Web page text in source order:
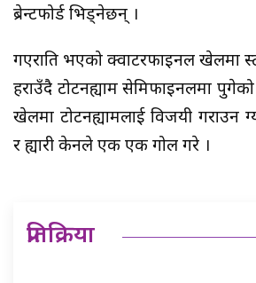
ब्रेन्टफोर्ड भिड्नेछन् ।
गएराति भएको क्वाटरफाइनल खेलमा
हराउँदै टोटनह्याम सेमिफाइनलमा
खेलमा टोटनह्यामलाई विजयी गराउन
र ह्यारी केनले एक एक गोल गरे ।
प्रतिक्रिया